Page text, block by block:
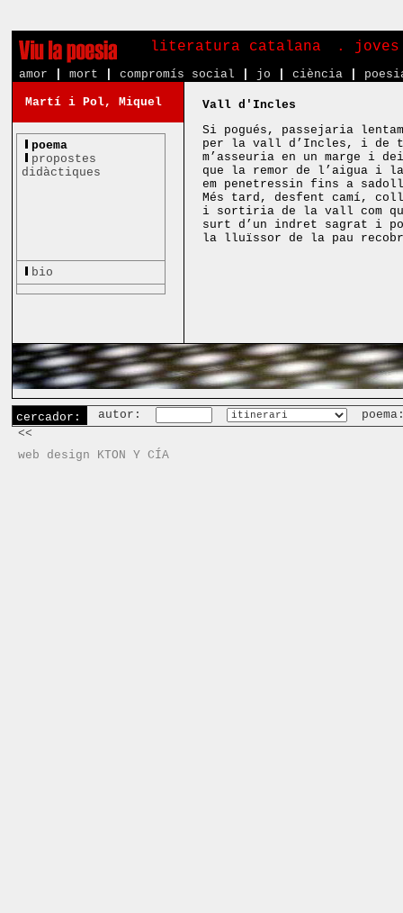
literatura catalana .
amor mort compromís social jo ciència
Martí i Pol, Miquel
poema
propostes
didàctiques
bio
Vall d'Incles
Si pogués, passejaria
per la vall d’Incles, i de
m’asseuria en un marge i
que la remor de l’aigua i
em penetressin fins a
Més tard, desfent camí,
i sortiria de la vall com
surt d’un indret sagrat i
la lluïssor de la pau
cercador: autor:
<<
web design KTON Y CÍA